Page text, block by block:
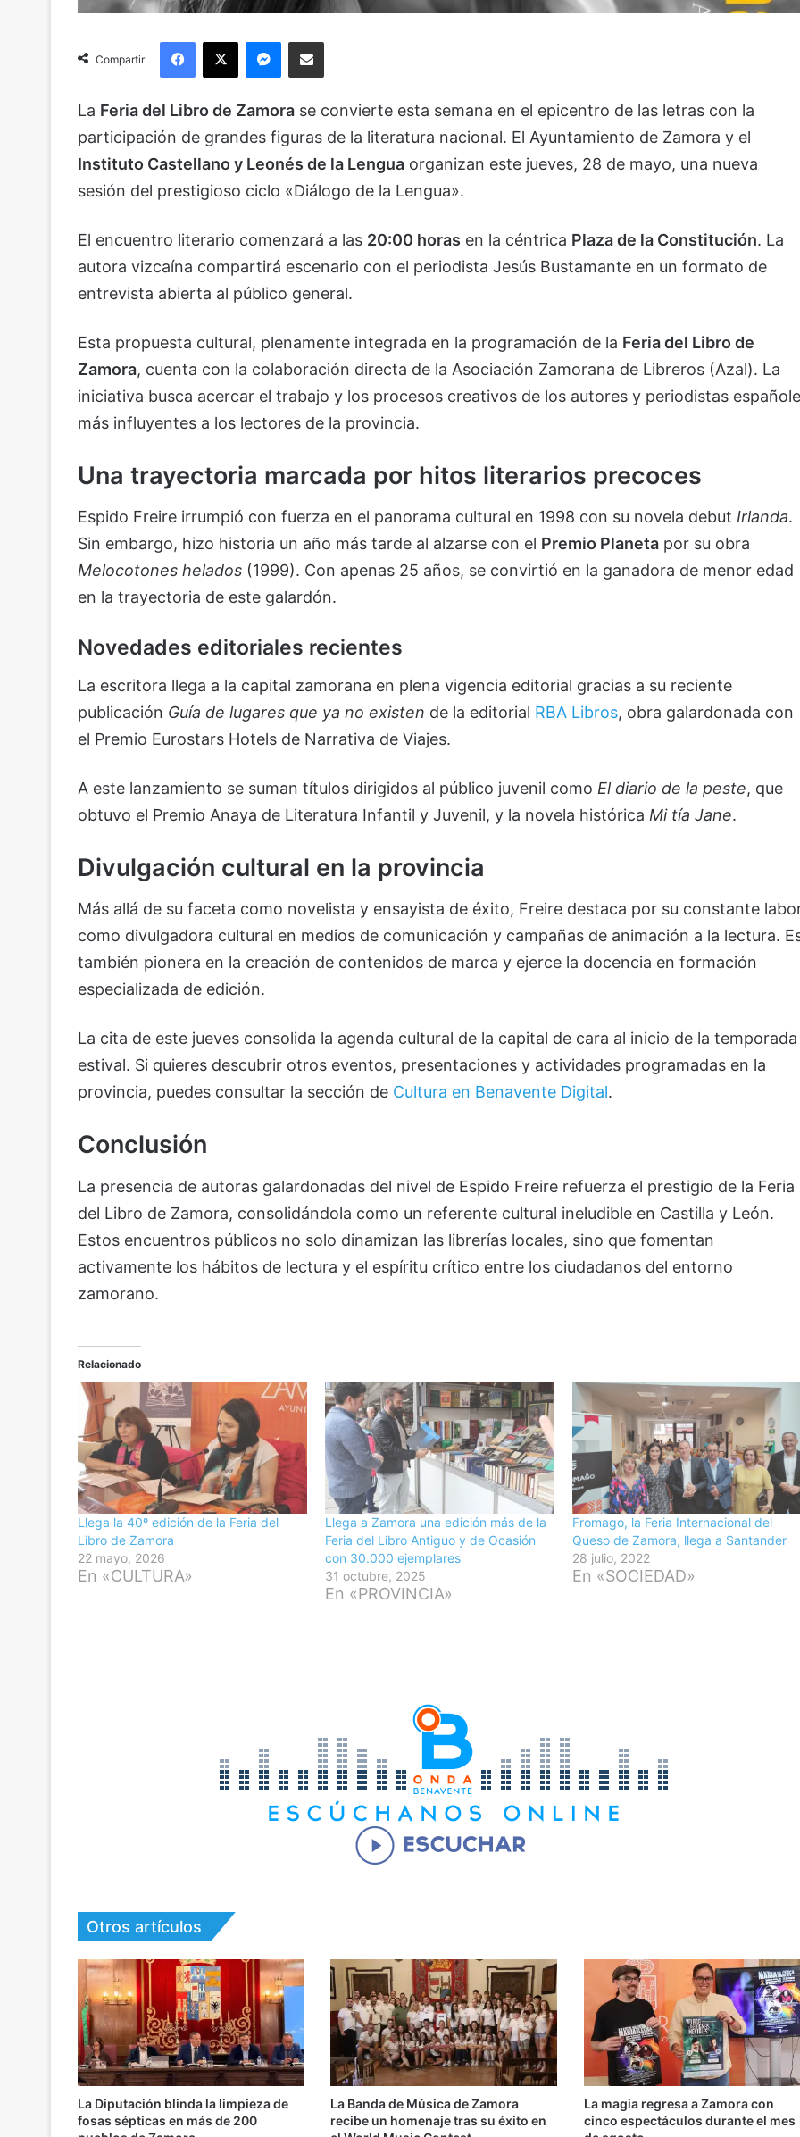
Compartir
Facebook
X Messenger
Compartir via Email
La Feria del Libro de Zamora se convierte esta semana en el epicentro de las letras con la
participación de grandes figuras de la literatura nacional. El Ayuntamiento de Zamora y el
Instituto Castellano y Leonés de la Lengua organizan este jueves, 28 de mayo, una nueva
sesión del prestigioso ciclo «Diálogo de la Lengua».
El encuentro literario comenzará a las 20:00 horas en la céntrica Plaza de la Constitución. La
autora vizcaína compartirá escenario con el periodista Jesús Bustamante en un formato de
entrevista abierta al público general.
Esta propuesta cultural, plenamente integrada en la programación de la Feria del Libro de
Zamora, cuenta con la colaboración directa de la Asociación Zamorana de Libreros (Azal). La
iniciativa busca acercar el trabajo y los procesos creativos de los autores y periodistas
más influyentes a los lectores de la provincia.
Una trayectoria marcada por hitos literarios precoces
Espido Freire irrumpió con fuerza en el panorama cultural en 1998 con su novela debut Irlanda.
Sin embargo, hizo historia un año más tarde al alzarse con el Premio Planeta por su obra
Melocotones helados (1999). Con apenas 25 años, se convirtió en la ganadora de menor edad
en la trayectoria de este galardón.
Novedades editoriales recientes
La escritora llega a la capital zamorana en plena vigencia editorial gracias a su reciente
publicación Guía de lugares que ya no existen de la editorial RBA Libros, obra galardonada con
el Premio Eurostars Hotels de Narrativa de Viajes.
A este lanzamiento se suman títulos dirigidos al público juvenil como El diario de la peste, que
obtuvo el Premio Anaya de Literatura Infantil y Juvenil, y la novela histórica Mi tía Jane.
Divulgación cultural en la provincia
Más allá de su faceta como novelista y ensayista de éxito, Freire destaca por su constante
como divulgadora cultural en medios de comunicación y campañas de animación a la lectura.
también pionera en la creación de contenidos de marca y ejerce la docencia en formación
especializada de edición.
La cita de este jueves consolida la agenda cultural de la capital de cara al inicio de la temporada
estival. Si quieres descubrir otros eventos, presentaciones y actividades programadas en la
provincia, puedes consultar la sección de Cultura en Benavente Digital.
Conclusión
La presencia de autoras galardonadas del nivel de Espido Freire refuerza el prestigio de la Feria
del Libro de Zamora, consolidándola como un referente cultural ineludible en Castilla y León.
Estos encuentros públicos no solo dinamizan las librerías locales, sino que fomentan
activamente los hábitos de lectura y el espíritu crítico entre los ciudadanos del entorno
zamorano.
Relacionado
Llega la 40º edición de la Feria del
Libro de Zamora
22 mayo, 2026
En «CULTURA»
Llega a Zamora una edición más de la
Feria del Libro Antiguo y de Ocasión
con 30.000 ejemplares
31 octubre, 2025
En «PROVINCIA»
Fromago, la Feria Internacional del
Queso de Zamora, llega a Santander
28 julio, 2022
En «SOCIEDAD»
Otros artículos
La Diputación blinda la limpieza de
fosas sépticas en más de 200
La Banda de Música de Zamora
recibe un homenaje tras su éxito en
La magia regresa a Zamora con
cinco espectáculos durante el mes